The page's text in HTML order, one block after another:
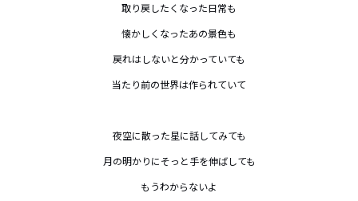
取り戻したくなった日常も
懐かしくなったあの景色も
戻れはしないと分かっていても
当たり前の世界は作られていて
夜空に散った星に話してみても
月の明かりにそっと手を伸ばしても
もうわからないよ